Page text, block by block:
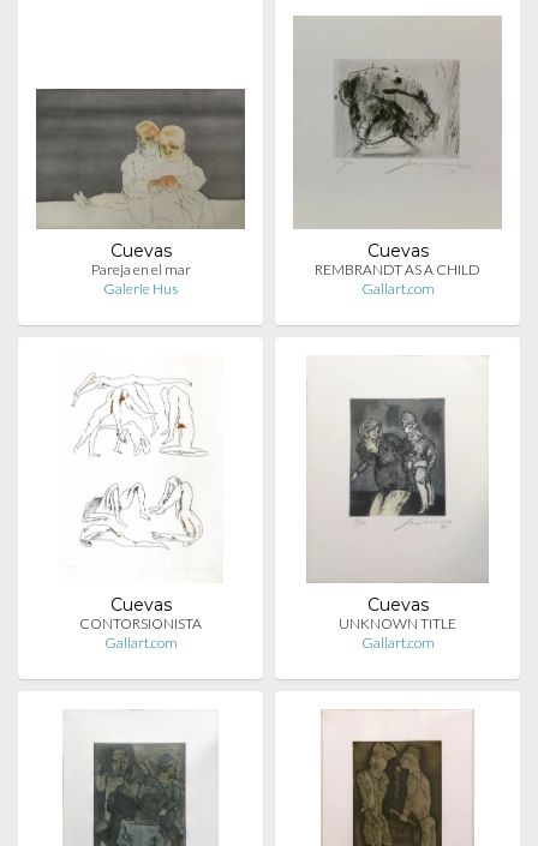
Cuevas
Pareja en el mar
Galerie Hus
Cuevas
REMBRANDT AS A CHILD
Gallart.com
Cuevas
CONTORSIONISTA
Gallart.com
Cuevas
UNKNOWN TITLE
Gallart.com